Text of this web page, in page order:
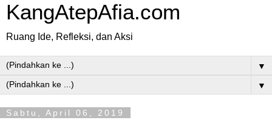
KangAtepAfia.com
Ruang Ide, Refleksi, dan Aksi
▼
▼
Sabtu, April 06, 2019